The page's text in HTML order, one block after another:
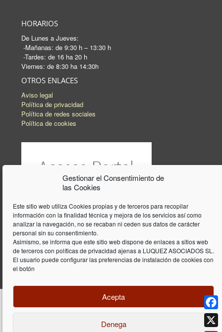
Gestionar el Consentimiento de
las Cookies
Este sitio web utiliza Cookies propias y de terceros para recopilar
información con la finalidad técnica y mejora de los servicios así como
analizar la navegación, no se recaban ni ceden sus datos de carácter
personal sin su consentimiento.
Asimismo, se informa que este sitio web dispone de enlaces a sitios web
de terceros con políticas de privacidad ajenas a LUQUEZ ASOCIADOS SL.
El usuario puede configurar las preferencias de instalación de cookies con
el botón
Acepta
Denega
HORARIOS
De Lunes a Jueves:
-Mañanas: de 9:30 h – 13:30 h
-Tardes: de 16 ha 20 h
Viernes: de 8:30 ha 14:30h
OTROS ENLACES
Aviso legal
Política de privacidad
Política de redes sociales
Política de cookies
Diseño y programación web porDieres.com
| Lúquez Associats SL | ©